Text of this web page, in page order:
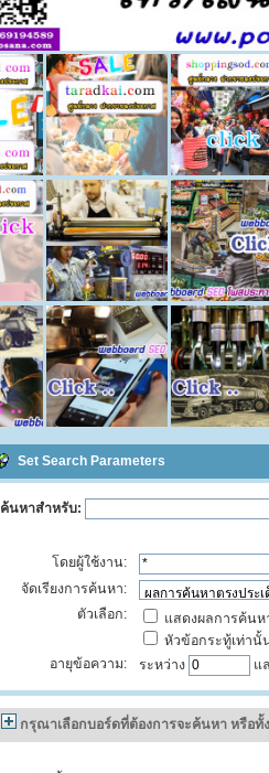
Set Search Parameters
ค้นหาสำหรับ:
โดยผู้ใช้งาน:
จัดเรียงการค้นหา:
ตัวเลือก:
แสดงผลการค้นห
หัวข้อกระทู้เท่านั้
อายุข้อความ:
ระหว่าง แ
กรุณาเลือกบอร์ดที่ต้องการจะค้นหา หรือทั้